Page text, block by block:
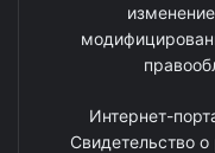
Интернет-
Свидетельство